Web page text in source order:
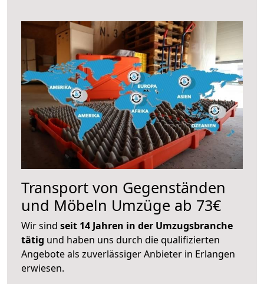
Transport von Gegenständen
und Möbeln Umzüge ab 73€
Wir sind seit 14 Jahren in der Umzugsbranche
tätig und haben uns durch die qualifizierten
Angebote als zuverlässiger Anbieter in Erlangen
erwiesen.